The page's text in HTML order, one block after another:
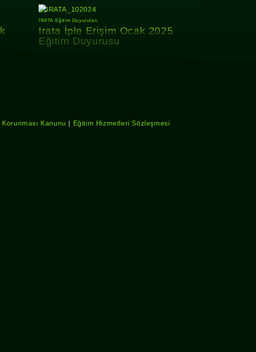
IRATA Eğitim Duyuruları
Irata İple Erişim Ocak 2025
Eğitim Duyurusu
Kanunu | Eğitim Hizmetleri Sözleşmesi